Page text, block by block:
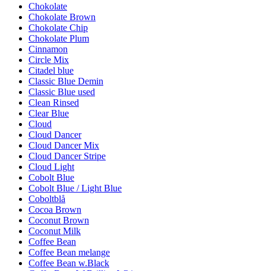
Chokolate
Chokolate Brown
Chokolate Chip
Chokolate Plum
Cinnamon
Circle Mix
Citadel blue
Classic Blue Demin
Classic Blue used
Clean Rinsed
Clear Blue
Cloud
Cloud Dancer
Cloud Dancer Mix
Cloud Dancer Stripe
Cloud Light
Cobolt Blue
Cobolt Blue / Light Blue
Coboltblå
Cocoa Brown
Coconut Brown
Coconut Milk
Coffee Bean
Coffee Bean melange
Coffee Bean w.Black